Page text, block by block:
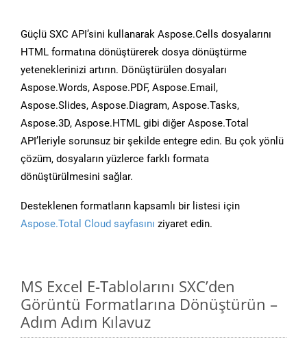
Güçlü SXC API’sini kullanarak Aspose.Cells dosyalarını
HTML formatına dönüştürerek dosya dönüştürme
yeteneklerinizi artırın. Dönüştürülen dosyaları
Aspose.Words, Aspose.PDF, Aspose.Email,
Aspose.Slides, Aspose.Diagram, Aspose.Tasks,
Aspose.3D, Aspose.HTML gibi diğer Aspose.Total
API’leriyle sorunsuz bir şekilde entegre edin. Bu çok yönlü
çözüm, dosyaların yüzlerce farklı formata
dönüştürülmesini sağlar.
Desteklenen formatların kapsamlı bir listesi için
Aspose.Total Cloud sayfasını ziyaret edin.
MS Excel E-Tablolarını SXC’den
Görüntü Formatlarına Dönüştürün –
Adım Adım Kılavuz